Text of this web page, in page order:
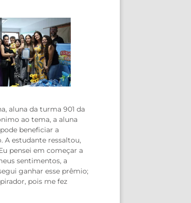
aluna da turma 901 da
ao tema, a aluna
beneficiar a
A estudante ressaltou,
pensei em começar a
sentimentos, a
ganhar esse prêmio;
pois me fez